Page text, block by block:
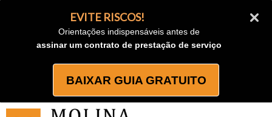
EVITE RISCOS!
Orientações indispensáveis antes de
assinar um contrato de prestação de serviço
BAIXAR GUIA GRATUITO